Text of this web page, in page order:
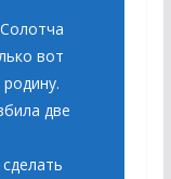
вот
две